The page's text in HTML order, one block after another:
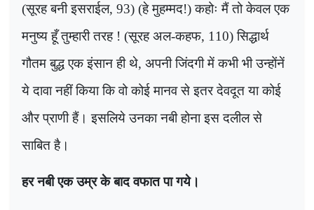
(सूरह बनी इसराईल, 93) (हे मुहम्मद!) कहोः मैं तो केवल एक
मनुष्य हूँ तुम्हारी तरह ! (सूरह अल-कहफ, 110)सिद्धार्थ
गौतम बुद्ध एक इंसान ही थे, अपनी जिंदगी में कभी भी उन्होंनें
ये दावा नहीं किया कि वो कोई मानव से इतर देवदूत या कोई
और प्राणी हैं। इसलिये उनका नबी होना इस दलील से
साबित है।
हर नबी एक उम्र के बाद वफात पा गये।